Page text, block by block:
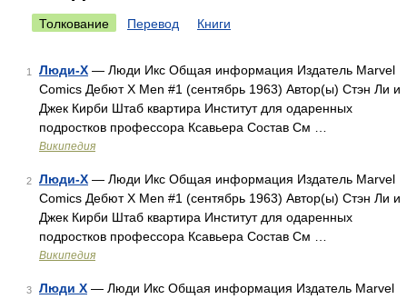
Толкование Перевод Книги
1 Люди-X — Люди Икс Общая информация Издатель Marvel
Comics Дебют X Men #1 (сентябрь 1963) Автор(ы) Стэн Ли и
Джек Кирби Штаб квартира Институт для одаренных
подростков профессора Ксавьера Состав См …
Википедия
2 Люди-Х — Люди Икс Общая информация Издатель Marvel
Comics Дебют X Men #1 (сентябрь 1963) Автор(ы) Стэн Ли и
Джек Кирби Штаб квартира Институт для одаренных
подростков профессора Ксавьера Состав См …
Википедия
3 Люди X — Люди Икс Общая информация Издатель Marvel